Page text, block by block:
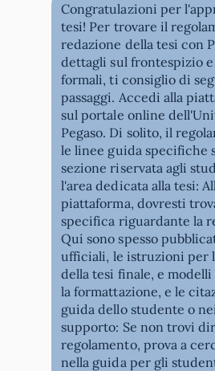
Congratulazioni per
tesi! Per trovare il
redazione della tesi con
dettagli sul frontespizio
formali, ti consiglio di
passaggi. Accedi alla
sul portale online
Pegaso. Di solito, il
le linee guida specifiche
sezione riservata agli
l'area dedicata alla tesi:
piattaforma, dovresti
specifica riguardante la
Qui sono spesso
ufficiali, le istruzioni per
della tesi finale, e
la formattazione, e le
guida dello studente o
supporto: Se non trovi
regolamento, prova a
nella guida per gli